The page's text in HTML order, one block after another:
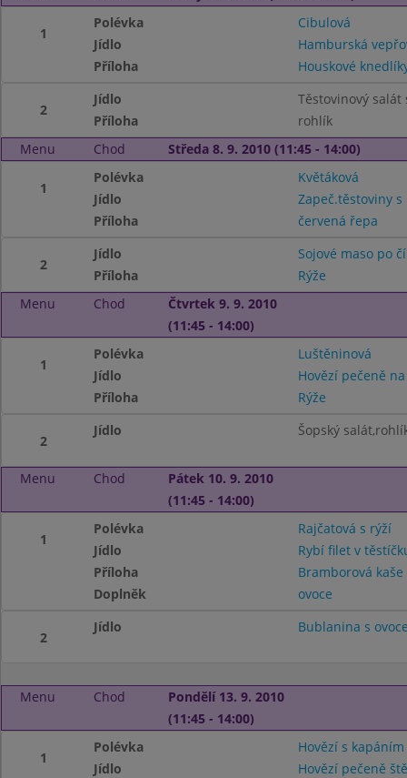
1
Polévka
Cibulová
Jídlo
Hamburská
Příloha
Houskové
2
Jídlo
Těstovinový
Příloha
rohlík
Menu
Chod Středa 8. 9. 2010 (11:45 - 14:00)
1
Polévka
Květáková
Jídlo
Zapeč.těstoviny s
Příloha
červená řepa
2
Jídlo
Sojové maso po
Příloha
Rýže
Menu
Chod
Čtvrtek 9. 9. 2010
(11:45 - 14:00)
1
Polévka
Luštěninová
Jídlo
Hovězí pečeně
Příloha
Rýže
2
Jídlo Šopský
Menu Chod
Pátek 10. 9. 2010
(11:45 - 14:00)
1
Polévka
Rajčatová s rýží
Jídlo
Rybí filet v
Příloha
Bramborová kaše
Doplněk
ovoce
2
Jídlo Bublanina s
Menu Chod
Pondělí 13. 9. 2010
(11:45 - 14:00)
1
Polévka
Hovězí s kapáním
Jídlo
Hovězí pečeně